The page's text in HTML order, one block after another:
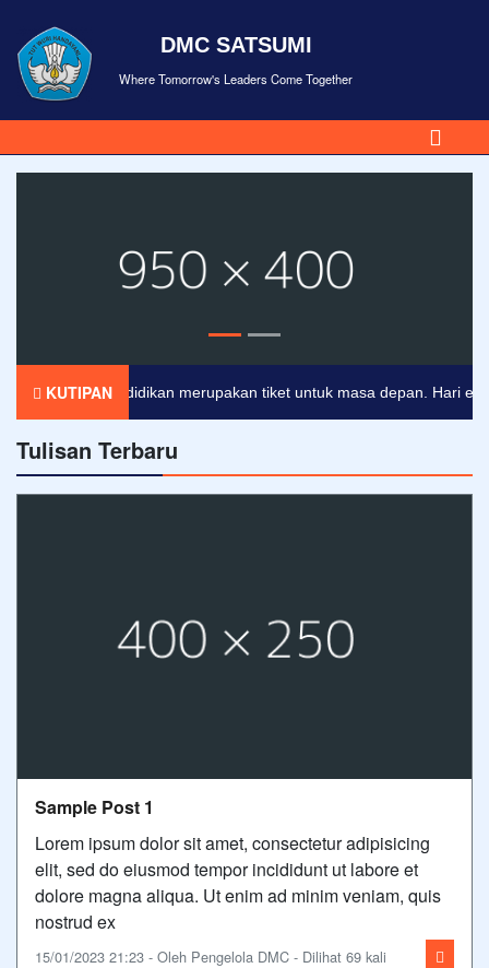
DMC SATSUMI
Where Tomorrow's Leaders Come Together
KUTIPAN
Pendidikan merupakan tiket untuk masa depan. Hari esok
Tulisan Terbaru
Sample Post 1
Lorem ipsum dolor sit amet, consectetur adipisicing
elit, sed do eiusmod tempor incididunt ut labore et
dolore magna aliqua. Ut enim ad minim veniam, quis
nostrud ex
15/01/2023 21:23 - Oleh Pengelola DMC - Dilihat 69 kali